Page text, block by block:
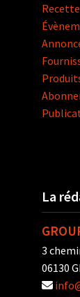
La
3
06130